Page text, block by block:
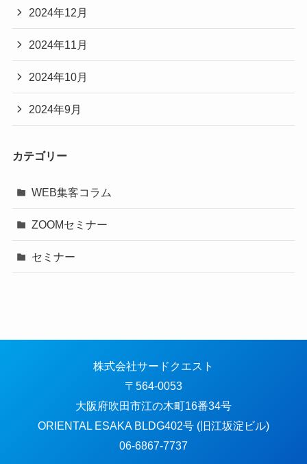
2024年12月
2024年11月
2024年10月
2024年9月
カテゴリー
WEB集客コラム
ZOOMセミナー
セミナー
株式会社サードクエスト
〒564-0053
大阪府吹田市江の木町16番34号
ORIENTAL ESAKA BLDG402号 (旧江坂淀ビル)
06-6867-7737